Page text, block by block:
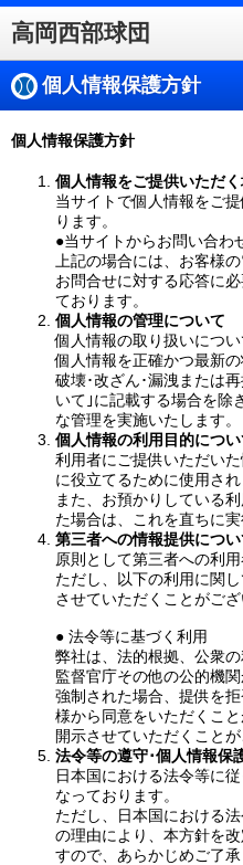
高岡西部球団
個人情報保護方針
個人情報保護方針
個人情報をご提供いただ
当サイトで個人情報をご
ります。
●当サイトからお問い合わ
上記の場合には、お客様
お問合せに対する応答に
ております。
個人情報の管理について
個人情報の取り扱いにつ
個人情報を正確かつ最新
破壊･改ざん･漏洩または
いて｣に記載する場合を除
な管理を実施いたします。
個人情報の利用目的につい
利用者にご提供いただい
に役立てるために使用され
また、お預かりしている
た場合は、これを直ちに実
第三者への情報提供につい
原則として第三者への利
ただし、以下の利用に関
させていただくことがござ
● 法令等に基づく利用
弊社は、法的根拠、公衆
監督官庁その他の公的機
強制された場合、提供を
様から同意をいただくこ
開示させていただくことが
法令等の遵守･個人情報保
日本国における法令等に
なっております。
ただし、日本国における
の理由により、本方針を
すので、あらかじめご了承